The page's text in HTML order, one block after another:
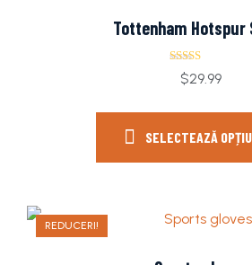
Tottenham Hotspur
Evaluat la
5.00
$29.99
SELECTEAZĂ
REDUCERI!